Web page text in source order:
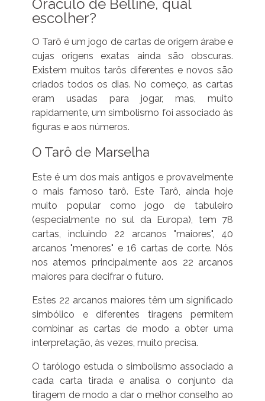
Oráculo de Belline, qual
escolher?
O Tarô é um jogo de cartas de origem árabe e
cujas origens exatas ainda são obscuras.
Existem muitos tarôs diferentes e novos são
criados todos os dias. No começo, as cartas
eram usadas para jogar, mas, muito
rapidamente, um simbolismo foi associado às
figuras e aos números.
O Tarô de Marselha
Este é um dos mais antigos e provavelmente
o mais famoso tarô. Este Tarô, ainda hoje
muito popular como jogo de tabuleiro
(especialmente no sul da Europa), tem 78
cartas, incluindo 22 arcanos "maiores", 40
arcanos "menores" e 16 cartas de corte. Nós
nos atemos principalmente aos 22 arcanos
maiores para decifrar o futuro.
Estes 22 arcanos maiores têm um significado
simbólico e diferentes tiragens permitem
combinar as cartas de modo a obter uma
interpretação, às vezes, muito precisa.
O tarólogo estuda o simbolismo associado a
cada carta tirada e analisa o conjunto da
tiragem de modo a dar o melhor conselho ao